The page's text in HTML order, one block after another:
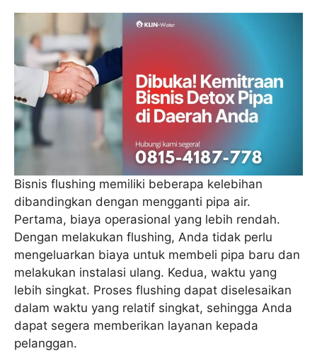
Bisnis flushing memiliki beberapa kelebihan
dibandingkan dengan mengganti pipa air.
Pertama, biaya operasional yang lebih rendah.
Dengan melakukan flushing, Anda tidak perlu
mengeluarkan biaya untuk membeli pipa baru dan
melakukan instalasi ulang. Kedua, waktu yang
lebih singkat. Proses flushing dapat diselesaikan
dalam waktu yang relatif singkat, sehingga Anda
dapat segera memberikan layanan kepada
pelanggan.